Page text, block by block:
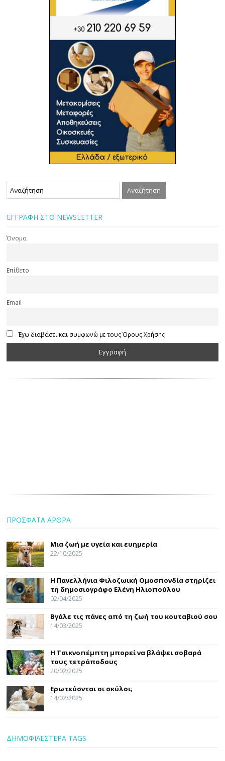
ΕΓΓΡΑΦΗ ΣΤΟ NEWSLETTER
Όνομα
Επίθετο
Email
Έχω διαβάσει και συμφωνώ με τους Όρους Χρήσης
ΠΡΟΣΦΑΤΑ ΑΡΘΡΑ
Μια ζωή με υγεία και ευημερία
22/10/2025
Η Πανελλήνια Φιλοζωική Ομοσπονδία στηρίζει
τη δημοσιογράφο Ελένη Ηλιοπούλου
02/04/2025
Βγάλε τις πάνες από τη ζωή του κουταβιού σου
14/03/2025
Η Τσικνοπέμπτη μπορεί να βλάψει σοβαρά
τους τετράποδους
20/02/2025
Ερωτεύονται οι σκύλοι;
14/02/2025
ΔΗΜΟΦΙΛΕΣΤΕΡΑ TAGS